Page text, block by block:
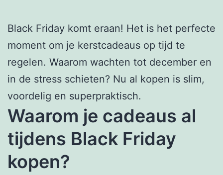
Black Friday komt eraan! Het is het perfecte
moment om je kerstcadeaus op tijd te
regelen. Waarom wachten tot december en
in de stress schieten? Nu al kopen is slim,
voordelig en superpraktisch.
Waarom je cadeaus al
tijdens Black Friday
kopen?